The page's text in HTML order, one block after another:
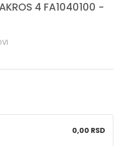
4 FA1040100 -
0,00 RSD